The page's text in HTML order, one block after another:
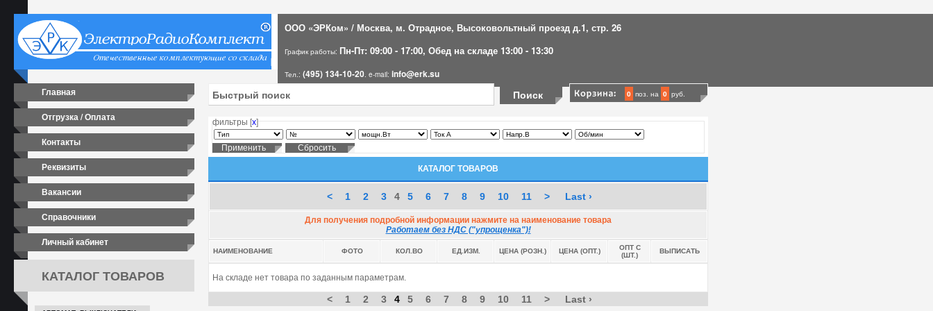
ООО «ЭРКом» / Москва, м. Отрадное, Высоковольтный проезд д.1, стр. 26
График работы: Пн-Пт: 09:00 - 17:00, Обед на складе 13:00 - 13:30
Тел.: (495) 134-10-20. e-mail: info@erk.su
Главная
Отгрузка / Оплата
Контакты
Реквизиты
Вакансии
Справочники
Личный кабинет
КАТАЛОГ ТОВАРОВ
0 поз. на 0 руб.
фильтры [х]
КАТАЛОГ ТОВАРОВ
< 1 2 3 4 5 6 7 8 9 10 11 > Last ›
Для получения подробной информации нажмите на наименование товара
Работаем без НДС ("упрощенка")!
НАИМЕНОВАНИЕ ФОТО КОЛ.ВО ЕД.ИЗМ. ЦЕНА (РОЗН.) ЦЕНА (ОПТ.)
ОПТ С
(ШТ.)
ВЫПИСАТЬ
На складе нет товара по заданным параметрам.
< 1 2 3 4 5 6 7 8 9 10 11 > Last ›